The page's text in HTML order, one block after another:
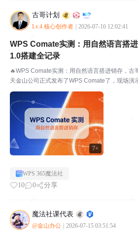
古哥计划
Lv.4 核心创作者 2026-07-16 12:02:41
7+
WPS Comate实测：用自然语言搭
1.0搭建全记录
🔥WPS Comate实测：用自然语言搭进销存，古
天金山公司正式发布了WPS Comate了，现场演
大，不过我最关心的还是多维表格，所以，今天
格应用——古哥进销存-V1.0，前面...
WPS 365魔法社
10 0 分享
魔法社课代表
@金山办公 2026-07-15 03:51:54